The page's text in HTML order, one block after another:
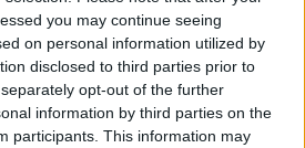
you may continue seeing
on personal information utilized by
disclosed to third parties prior to
opt-out of the further
information by third parties on the
participants. This information may